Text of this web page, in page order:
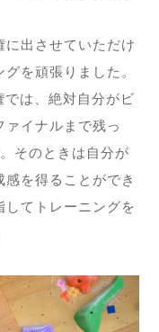
に出させていただけ
を頑張りました。
は、絶対自分がビ
ァイナルまで残っ
そのときは自分が
を得ることができ
してトレーニングを